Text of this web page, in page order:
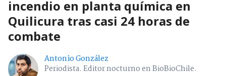
incendio en planta química en
Quilicura tras casi 24 horas de
combate
Antonio González
Periodista. Editor nocturno en BioBioChile.